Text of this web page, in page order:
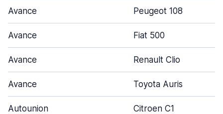
Avance Peugeot 108
Avance Fiat 500
Avance Renault Clio
Avance Toyota Auris
Autounion Citroen C1